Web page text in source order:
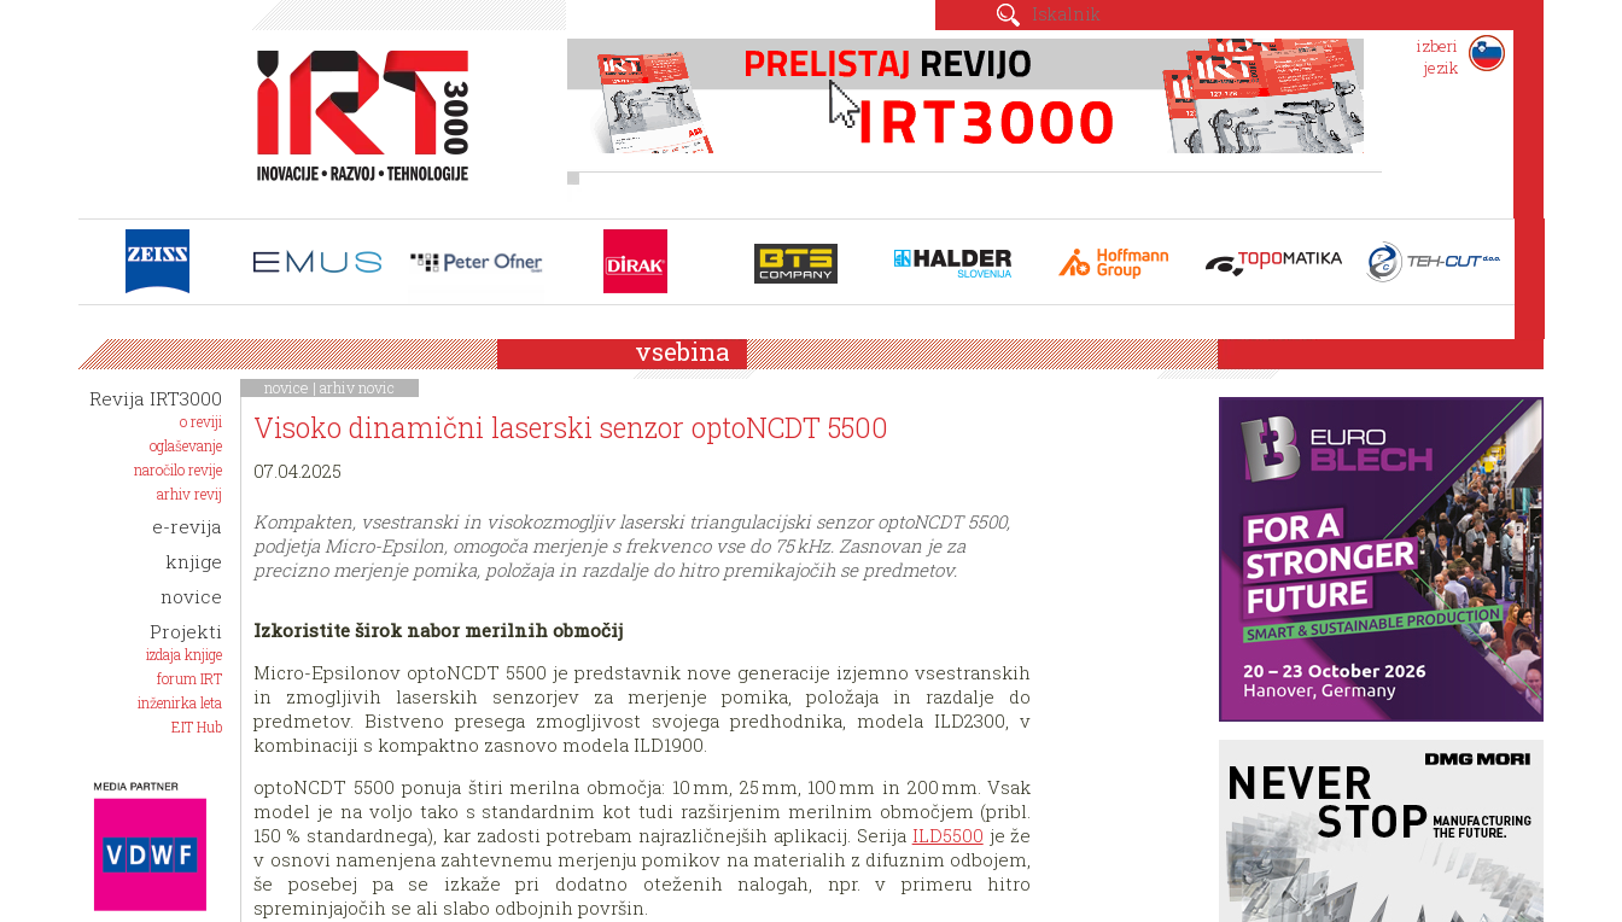
izberi
jezik
Revija IRT3000
o reviji
oglaševanje
naročilo revije
arhiv revij
e-revija
knjige
novice
Projekti
izdaja knjige
forum IRT
inženirka leta
EIT Hub
vsebina
novice |arhiv novic
Visoko dinamični laserski senzor optoNCDT 5500
07.04.2025
Kompakten, vsestranski in visokozmogljiv laserski triangulacijski senzor optoNCDT 5500,
podjetja Micro-Epsilon, omogoča merjenje s frekvenco vse do 75 kHz. Zasnovan je za
precizno merjenje pomika, položaja in razdalje do hitro premikajočih se predmetov.
Izkoristite širok nabor merilnih območij
Micro-Epsilonov optoNCDT 5500 je predstavnik nove generacije izjemno vsestranskih
in zmogljivih laserskih senzorjev za merjenje pomika, položaja in razdalje do
predmetov. Bistveno presega zmogljivost svojega predhodnika, modela ILD2300, v
kombinaciji s kompaktno zasnovo modela ILD1900.
optoNCDT 5500 ponuja štiri merilna območja: 10 mm, 25 mm, 100 mm in 200 mm. Vsak
model je na voljo tako s standardnim kot tudi razširjenim merilnim območjem (pribl.
150 % standardnega), kar zadosti potrebam najrazličnejših aplikacij. Serija ILD5500 je že
v osnovi namenjena zahtevnemu merjenju pomikov na materialih z difuznim odbojem,
še posebej pa se izkaže pri dodatno oteženih nalogah, npr. v primeru hitro
spreminjajočih se ali slabo odbojnih površin.